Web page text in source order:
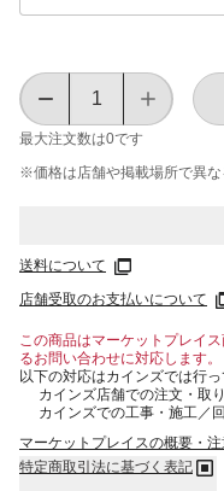
最大注文数は0です
※価格は​店舗や​掲載場所で​異な
送料について
店舗受取のお支払いについて
この商品はマーケットプレイ
るお問い合わせに対応します。
以下の対応はカインズでは行っ
カインズ店舗での注文・取
カインズでの工事・施工／
マーケットプレイスの概要・
特定商取引法に基づく表記